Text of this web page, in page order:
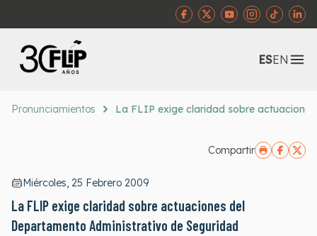
ESEN
Pronunciamientos La FLIP exige claridad sobre
Compartir
Miércoles, 25 Febrero 2009
La FLIP exige claridad sobre actuaciones del
Departamento Administrativo de Seguridad